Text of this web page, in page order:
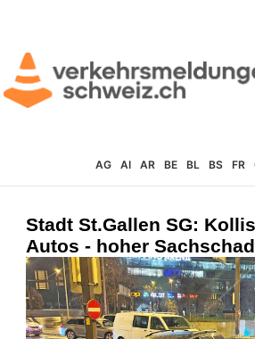
AG AI AR BE BL BS FR
Stadt St.Gallen SG:
Autos - hoher